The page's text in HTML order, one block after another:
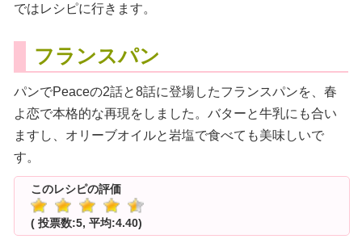
ではレシピに行きます。
フランスパン
パンでPeaceの2話と8話に登場したフランスパンを、春
よ恋で本格的な再現をしました。バターと牛乳にも合い
ますし、オリーブオイルと岩塩で食べても美味しいで
す。
このレシピの評価
( 投票数:5, 平均:4.40)